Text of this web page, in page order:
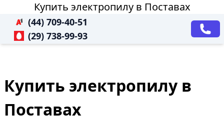
Купить электропилу в Поставах
(44) 709-40-51
(29) 738-99-93
Купить электропилу в
Поставах